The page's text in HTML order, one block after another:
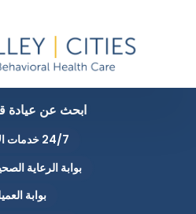
ابحث عن عيادة
24/7 خدمات الأزمات
بوابة الرعاية
بوابة